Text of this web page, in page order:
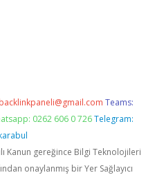
backlinkpaneli@gmail.com Teams:
0262 606 0 726 Telegram:
Kanun gereğince Bilgi Teknolojileri
onaylanmış bir Yer Sağlayıcı